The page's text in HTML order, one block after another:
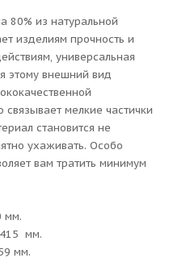
80% из натуральной
изделиям прочность и
универсальная
этому внешний вид
мелкие частички
становится не
ухаживать. Особо
вам тратить минимум
мм.
мм.
мм.